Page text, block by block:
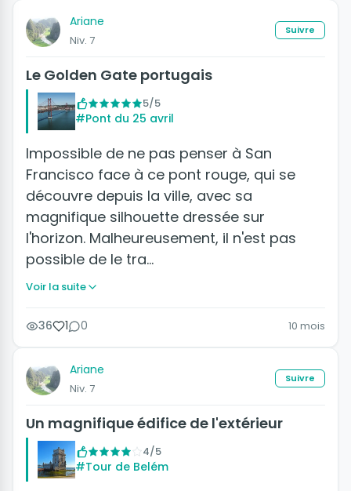
Ariane
Niv. 7
Suivre
Le Golden Gate portugais
5/5
#Pont du 25 avril
Impossible de ne pas penser à San
Francisco face à ce pont rouge, qui se
découvre depuis la ville, avec sa
magnifique silhouette dressée sur
l'horizon. Malheureusement, il n'est pas
possible de le tra…
Voir la suite
36 1 0 10 mois
Ariane
Niv. 7
Suivre
Un magnifique édifice de l'extérieur
4/5
#Tour de Belém